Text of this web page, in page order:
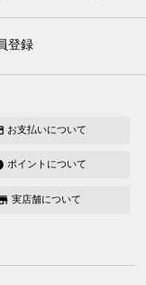
登録
お支払いについて
ポイントについて
実店舗について